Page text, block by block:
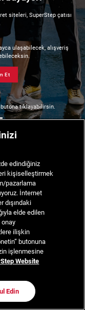
siteleri, SuperStep çatısı
ulaşabilecek, alışveriş
Et
tıklayabilirsin.
edindiğiniz
kişiselleştirmek
pazarlama
İnternet
dışındaki
elde edilen
onay
ilişkin
butonuna
işlenmesine
Website
Edin